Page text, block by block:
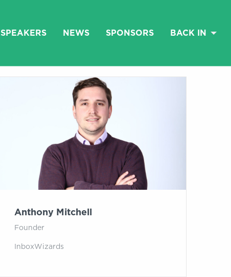
SPEAKERS NEWS SPONSORS BACK IN
Anthony Mitchell
Founder
InboxWizards